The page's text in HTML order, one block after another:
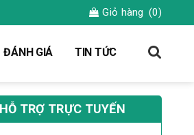
Giỏ hàng (0)
ĐÁNH GIÁ TIN TỨC
HỖ TRỢ TRỰC TUYẾN